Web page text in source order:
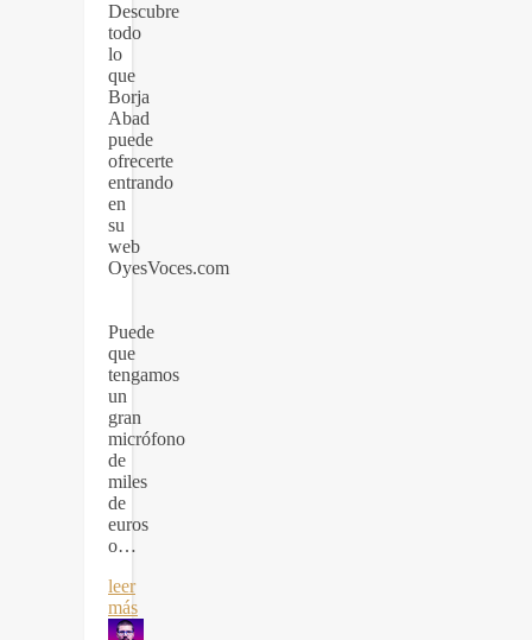
Descubre
todo
lo
que
Borja
Abad
puede
ofrecerte
entrando
en
su
web
OyesVoces.com
Puede
que
tengamos
un
gran
micrófono
de
miles
de
euros
o…
leer
más